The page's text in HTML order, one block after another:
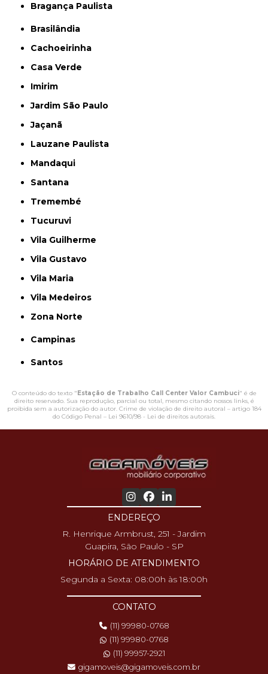
Bragança Paulista
Brasilândia
Cachoeirinha
Casa Verde
Imirim
Jardim São Paulo
Jaçanã
Lauzane Paulista
Mandaqui
Santana
Tremembé
Tucuruvi
Vila Guilherme
Vila Gustavo
Vila Maria
Vila Medeiros
Zona Norte
Campinas
Santos
O conteúdo do texto "Estação de Trabalho Call Center Valor Cambuci" é de
direito reservado. Sua reprodução, parcial ou total, mesmo citando nossos links, é
proibida sem a autorização do autor. Crime de violação de direito autoral – artigo 184
do Código Penal – Lei 9610/98 - Lei de direitos autorais.
ENDEREÇO
R. Henrique Armbrust, 251 - Jardim
Guapira, São Paulo - SP
HORÁRIO DE ATENDIMENTO
Segunda a Sexta: 08:00h às 18:00h
CONTATO
(11) 99980-0768
(11) 99980-0768
(11) 99957-2921
gigamoveis@gigamoveis.com.br